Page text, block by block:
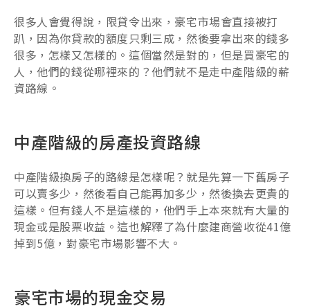
很多人會覺得說，限貸令出來，豪宅市場會直接被打
趴，因為你貸款的額度只剩三成，然後要拿出來的錢多
很多，怎樣又怎樣的。這個當然是對的，但是買豪宅的
人，他們的錢從哪裡來的？他們就不是走中產階級的薪
資路線。
中產階級的房產投資路線
中產階級換房子的路線是怎樣呢？就是先算一下舊房子
可以賣多少，然後看自己能再加多少，然後換去更貴的
這樣。但有錢人不是這樣的，他們手上本來就有大量的
現金或是股票收益。這也解釋了為什麼建商營收從41億
掉到5億，對豪宅市場影響不大。
豪宅市場的現金交易